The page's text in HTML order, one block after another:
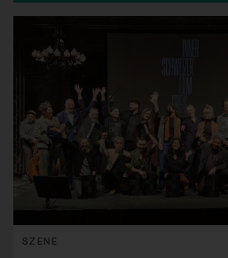
SZENE